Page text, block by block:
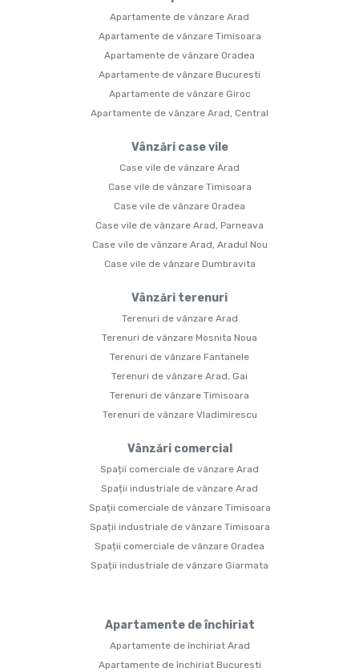
Apartamente de vânzare Arad
Apartamente de vânzare Timisoara
Apartamente de vânzare Oradea
Apartamente de vânzare Bucuresti
Apartamente de vânzare Giroc
Apartamente de vânzare Arad, Central
Vânzări case vile
Case vile de vânzare Arad
Case vile de vânzare Timisoara
Case vile de vânzare Oradea
Case vile de vânzare Arad, Parneava
Case vile de vânzare Arad, Aradul Nou
Case vile de vânzare Dumbravita
Vânzări terenuri
Terenuri de vânzare Arad
Terenuri de vânzare Mosnita Noua
Terenuri de vânzare Fantanele
Terenuri de vânzare Arad, Gai
Terenuri de vânzare Timisoara
Terenuri de vânzare Vladimirescu
Vânzări comercial
Spații comerciale de vânzare Arad
Spații industriale de vânzare Arad
Spații comerciale de vânzare Timisoara
Spații industriale de vânzare Timisoara
Spații comerciale de vânzare Oradea
Spații industriale de vânzare Giarmata
Apartamente de închiriat
Apartamente de închiriat Arad
Apartamente de închiriat Bucuresti